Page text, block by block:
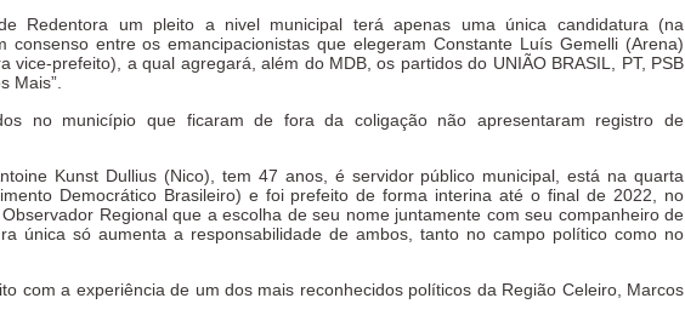
Redentora um pleito a nivel municipal terá apenas uma única candidatura (na
consenso entre os emancipacionistas que elegeram Constante Luís Gemelli (Arena)
vice-prefeito), a qual agregará, além do MDB, os partidos do UNIÃO BRASIL, PT, PSB
Mais”.
no município que ficaram de fora da coligação não apresentaram registro de
Kunst Dullius (Nico), tem 47 anos, é servidor público municipal, está na quarta
Democrático Brasileiro) e foi prefeito de forma interina até o final de 2022, no
Regional que a escolha de seu nome juntamente com seu companheiro de
única só aumenta a responsabilidade de ambos, tanto no campo político como no
com a experiência de um dos mais reconhecidos políticos da Região Celeiro, Marcos